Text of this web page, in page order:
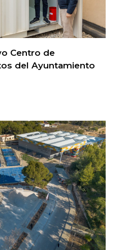
Centro de
del Ayuntamiento